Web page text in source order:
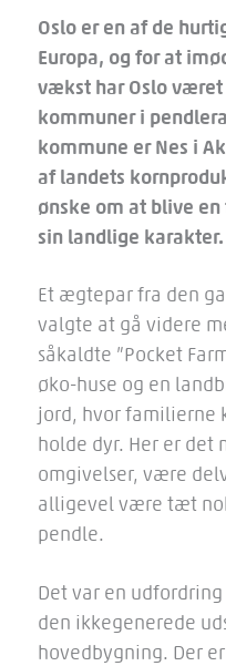
Oslo er en af de
Europa, og for at
vækst har Oslo
kommuner i
kommune er Nes i
af landets
ønske om at blive
sin landlige karakter.
Et ægtepar fra den
valgte at gå videre
såkaldte ”Pocket
øko-huse og en
jord, hvor familierne
holde dyr. Her er
omgivelser, være
alligevel være tæt
pendle.
Det var en
den ikkegenerede
hovedbygning. Der